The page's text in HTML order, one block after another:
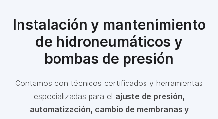
Instalación y mantenimiento
de hidroneumáticos y
bombas de presión
Contamos con técnicos certificados y herramientas
especializadas para el ajuste de presión,
automatización, cambio de membranas y